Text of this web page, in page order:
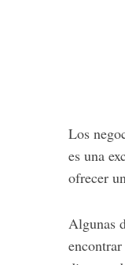
Los
es una
ofrecer
Algunas